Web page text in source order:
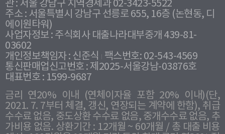
관 : 서울 강남구 지역경제과 02-3423-5522
주소 : 서울특별시 강남구 선릉로 655, 16층 (논현동, 디
에이원타워)
사업자정보 : 주식회사 대출나라대부중개 439-81-
03602
개인정보책임자 : 신준식
팩스번호: 02-543-4569
통신판매업신고번호 : 제2025-서울강남-03876호
대표번호 : 1599-9687
금리 연20% 이내 (연체이자율 포함 20% 이내)(단,
2021. 7. 7부터 체결, 갱신, 연장되는 계약에 한함), 취급
수수료 없음, 중도상환 수수료 없음, 중개수수료 없음, 추
가비용 없음. 상환기간 : 12개월 ~ 60개월 / 총 대출 비용